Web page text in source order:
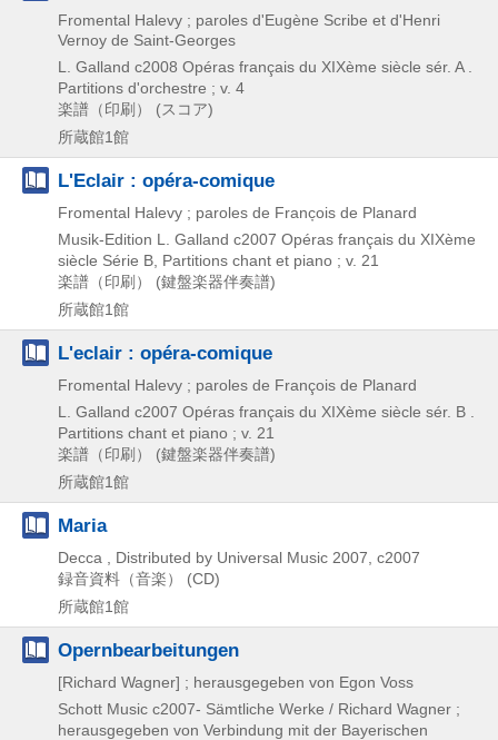
Fromental Halevy ; paroles d'Eugène Scribe et d'Henri
Vernoy de Saint-Georges
L. Galland c2008 Opéras français du XIXème siècle sér. A .
Partitions d'orchestre ; v. 4
楽譜（印刷） (スコア)
所蔵館1館
L'Eclair : opéra-comique
Fromental Halevy ; paroles de Franc̦ois de Planard
Musik-Edition L. Galland c2007 Opéras français du XIXème
siècle Série B, Partitions chant et piano ; v. 21
楽譜（印刷） (鍵盤楽器伴奏譜)
所蔵館1館
L'eclair : opéra-comique
Fromental Halevy ; paroles de François de Planard
L. Galland c2007 Opéras français du XIXème siècle sér. B .
Partitions chant et piano ; v. 21
楽譜（印刷） (鍵盤楽器伴奏譜)
所蔵館1館
Maria
Decca , Distributed by Universal Music 2007, c2007
録音資料（音楽） (CD)
所蔵館1館
Opernbearbeitungen
[Richard Wagner] ; herausgegeben von Egon Voss
Schott Music c2007- Sämtliche Werke / Richard Wagner ;
herausgegeben von Verbindung mit der Bayerischen